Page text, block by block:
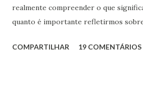
realmente compreender o que
quanto é importante refletirmos
esperançar! A História do Brasil é feita
COMPARTILHAR 19 COMENTÁRIOS